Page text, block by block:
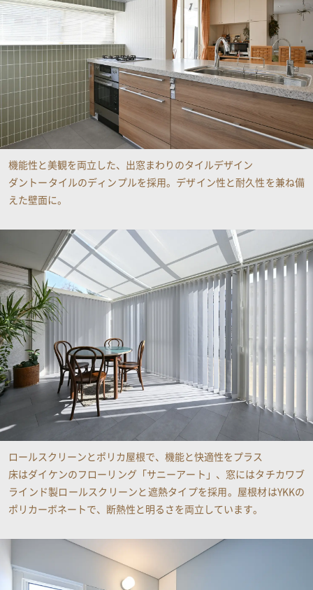
機能性と美観を両立した、出窓まわりのタイルデザイン
ダントータイルのディンプルを採用。デザイン性と耐久性を兼ね備
えた壁面に。
ロールスクリーンとポリカ屋根で、機能と快適性をプラス
床はダイケンのフローリング「サニーアート」、窓にはタチカワブ
ラインド製ロールスクリーンと遮熱タイプを採用。屋根材はYKKの
ポリカーボネートで、断熱性と明るさを両立しています​。